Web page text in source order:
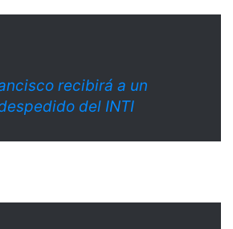
recibirá a un
del INTI